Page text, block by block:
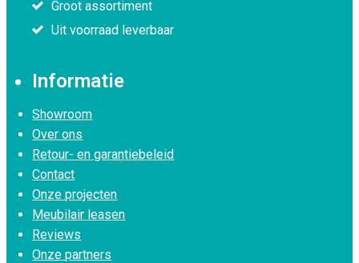
Groot assortiment
Uit voorraad leverbaar
Informatie
Showroom
Over ons
Retour- en garantiebeleid
Contact
Onze projecten
Meubilair leasen
Reviews
Onze partners